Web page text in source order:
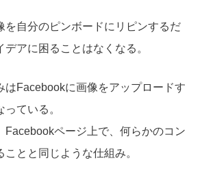
を自分のピンボードにリピンするだ
アに困ることはなくなる。
Facebookに画像をアップロードす
ている。
ページ上で、何らかのコン
とと同じような仕組み。